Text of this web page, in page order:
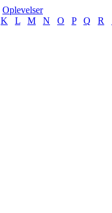
Oplevelser
K L M N O P Q R